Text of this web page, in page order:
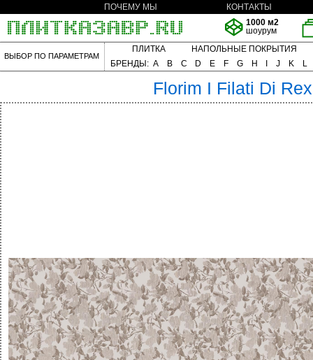
ПОЧЕМУ МЫ
КОНТАКТЫ
1000 м2
шоурум
ВЫБОР ПО ПАРАМЕТРАМ
ПЛИТКА
НАПОЛЬНЫЕ ПОКРЫТИЯ
БРЕНДЫ: A B C D E F G H J K L
Florim I Filati Di Rex